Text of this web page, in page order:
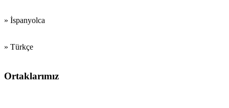
» İspanyolca
» Türkçe
Ortaklarımız